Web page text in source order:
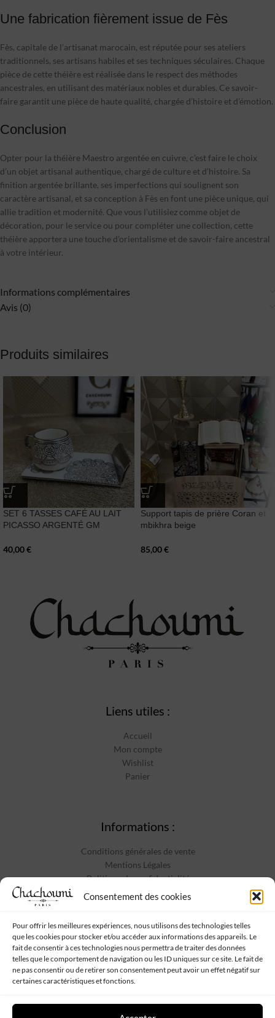
Consentement des cookies
Pour offrir les meilleures expériences, nous utilisons des technologies telles
que les cookies pour stocker et/ou accéder aux informations des appareils. Le
fait de consentir à ces technologies nous permettra de traiter des données
telles que le comportement de navigation ou les ID uniques sur ce site. Le fait de
ne pas consentir ou de retirer son consentement peut avoir un effet négatif sur
certaines caractéristiques et fonctions.
Une fabrication fièrement issue de Fès
Fès, capitale de l’artisanat marocain, est réputée pour ses ateliers
traditionnels, ses artisans habiles et ses techniques séculaires. Chaque
pièce de cette théière est réalisée dans le respect des méthodes
ancestrales, en utilisant des matériaux nobles et durables. Ce savoir-
faire garantit une pièce de haute qualité, chargée d’histoire et d’émotion.
Conclusion
Opter pour la théière Maestro argentée en cuivre, c’est faire le choix
d’un objet artisanal authentique, chargé de culture et d’histoire. Sa
finition argentée brillante, ses imperfections qui soulignent son
caractère artisanal, et sa conception à Fès en font une pièce unique, qui
allie tradition et modernité. Que vous l’utilisiez comme objet de
décoration, pour le service ou pour compléter une collection, cette
théière apportera une touche d’orientalisme et de savoir-faire ancestral
à votre intérieur.
Informations complémentaires
Avis (0)
Produits similaires
SET 6 TASSES CAFÉ AU LAIT
PICASSO ARGENTÉ GM
40,00€
Support tapis de prière Coran et
mbikhra beige
85,00€
Liens utiles :
Accueil
Mon compte
Wishlist
Panier
Informations :
Conditions générales de vente
Mentions Légales
Politique de confidentialité
Contact
Suivez-nous :